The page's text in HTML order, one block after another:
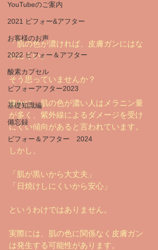
YouTubeのご案内
2021 ビフォー&アフター
お客様のお声
2022 ビフォー＆アフター
酸素カプセル
ビフォーアフター2023
基礎知識編
備忘録
ビフォー＆アフター 2024
「肌の色が濃ければ、皮膚ガンにはな
りにくい」
そう思っていませんか？
確かに、肌の色が濃い人はメラニン量
が多く、紫外線によるダメージを受け
にくい傾向があると言われています。
しかし、
「肌が黒いから大丈夫」
「日焼けしにくいから安心」
というわけではありません。
実際には、肌の色に関係なく皮膚ガン
は発生する可能性があります。